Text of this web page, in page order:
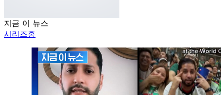
지금 이 뉴스
시리즈홈